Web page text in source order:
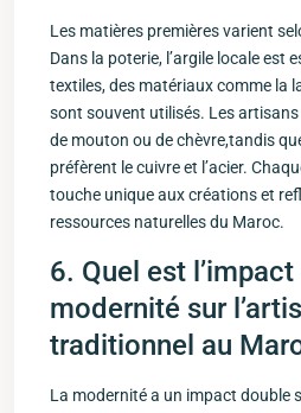
Les ‍matières ‍premières varient
Dans ⁢la poterie, ⁣l’argile locale est
textiles, des matériaux comme la
sont souvent utilisés. Les
de mouton ou de⁤ chèvre,tandis
préfèrent le cuivre et l’acier.
⁢touche unique aux‍ créations et
ressources ⁢naturelles du Maroc.
6. Quel est
modernité sur
⁣traditionnel au
La modernité a un impact double